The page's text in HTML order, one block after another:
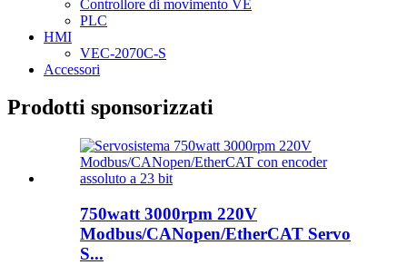
Controllore di movimento VE
PLC
HMI
VEC-2070C-S
Accessori
Prodotti sponsorizzati
750watt 3000rpm 220V
Modbus/CANopen/EtherCAT Servo
S...